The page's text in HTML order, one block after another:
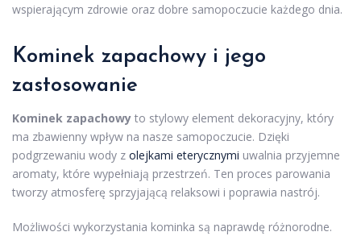
wspierającym zdrowie oraz dobre samopoczucie każdego dnia.
Kominek zapachowy i jego
zastosowanie
Kominek zapachowy to stylowy element dekoracyjny, który
ma zbawienny wpływ na nasze samopoczucie. Dzięki
podgrzewaniu wody z olejkami eterycznymi uwalnia przyjemne
aromaty, które wypełniają przestrzeń. Ten proces parowania
tworzy atmosferę sprzyjającą relaksowi i poprawia nastrój.
Możliwości wykorzystania kominka są naprawdę różnorodne.